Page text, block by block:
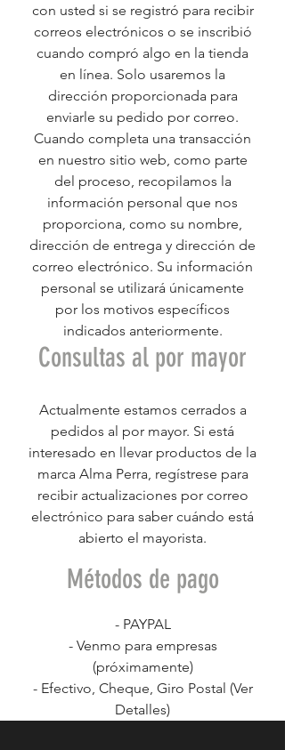
con usted si se registró para recibir
correos electrónicos o se inscribió
cuando compró algo en la tienda
en línea. Solo usaremos la
dirección proporcionada para
enviarle su pedido por correo.
Cuando completa una transacción
en nuestro sitio web, como parte
del proceso, recopilamos la
información personal que nos
proporciona, como su nombre,
dirección de entrega y dirección de
correo electrónico. Su información
personal se utilizará únicamente
por los motivos específicos
indicados anteriormente.
Consultas al por mayor
Actualmente estamos cerrados a
pedidos al por mayor. Si está
interesado en llevar productos de la
marca Alma Perra, regístrese para
recibir actualizaciones por correo
electrónico para saber cuándo está
abierto el mayorista.
Métodos de pago
- PAYPAL
- Venmo para empresas
(próximamente)
- Efectivo, Cheque, Giro Postal (Ver
Detalles)